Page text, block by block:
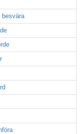
besvära